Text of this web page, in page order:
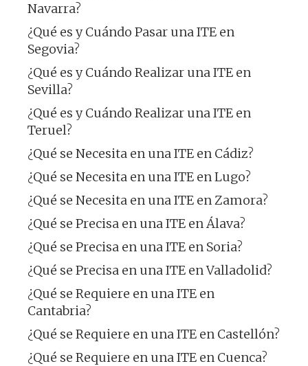
Navarra?
¿Qué es y Cuándo Pasar una ITE en
Segovia?
¿Qué es y Cuándo Realizar una ITE en
Sevilla?
¿Qué es y Cuándo Realizar una ITE en
Teruel?
¿Qué se Necesita en una ITE en Cádiz?
¿Qué se Necesita en una ITE en Lugo?
¿Qué se Necesita en una ITE en Zamora?
¿Qué se Precisa en una ITE en Álava?
¿Qué se Precisa en una ITE en Soria?
¿Qué se Precisa en una ITE en Valladolid?
¿Qué se Requiere en una ITE en
Cantabria?
¿Qué se Requiere en una ITE en Castellón?
¿Qué se Requiere en una ITE en Cuenca?